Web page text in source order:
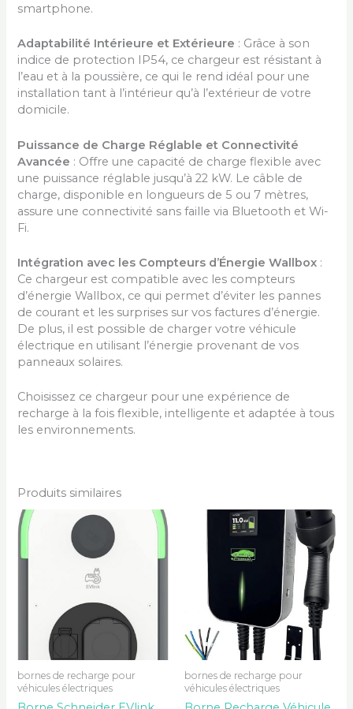
smartphone.
Adaptabilité Intérieure et Extérieure : Grâce à son
indice de protection IP54, ce chargeur est résistant à
l’eau et à la poussière, ce qui le rend idéal pour une
installation tant à l’intérieur qu’à l’extérieur de votre
domicile.
Puissance de Charge Réglable et Connectivité
Avancée : Offre une capacité de charge flexible avec
une puissance réglable jusqu’à 22 kW. Le câble de
charge, disponible en longueurs de 5 ou 7 mètres,
assure une connectivité sans faille via Bluetooth et Wi-
Fi.
Intégration avec les Compteurs d’Énergie Wallbox :
Ce chargeur est compatible avec les compteurs
d’énergie Wallbox, ce qui permet d’éviter les pannes
de courant et les surprises sur vos factures d’énergie.
De plus, il est possible de charger votre véhicule
électrique en utilisant l’énergie provenant de vos
panneaux solaires.
Choisissez ce chargeur pour une expérience de
recharge à la fois flexible, intelligente et adaptée à tous
les environnements.
Produits similaires
bornes de recharge pour
véhicules électriques
bornes de recharge pour
véhicules électriques